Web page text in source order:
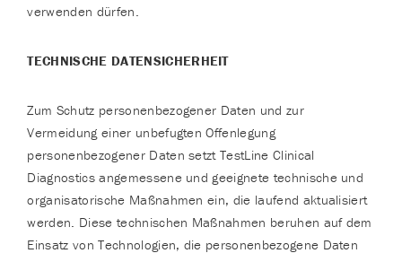
verwenden dürfen.
TECHNISCHE DATENSICHERHEIT
Zum Schutz personenbezogener Daten und zur
Vermeidung einer unbefugten Offenlegung
personenbezogener Daten setzt TestLine Clinical
Diagnostics angemessene und geeignete technische und
organisatorische Maßnahmen ein, die laufend aktualisiert
werden. Diese technischen Maßnahmen beruhen auf dem
Einsatz von Technologien, die personenbezogene Daten